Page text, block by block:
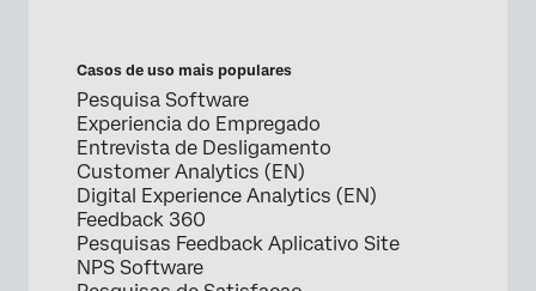
Casos de uso mais populares
Pesquisa Software
Experiencia do Empregado
Entrevista de Desligamento
Customer Analytics (EN)
Digital Experience Analytics (EN)
Feedback 360
Pesquisas Feedback Aplicativo Site
NPS Software